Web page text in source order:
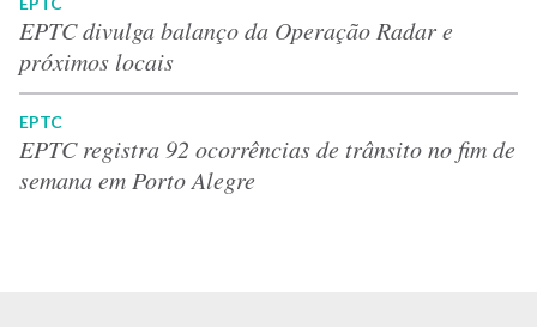
EPTC divulga balanço da Operação Radar e
próximos locais
EPTC
EPTC registra 92 ocorrências de trânsito no fim de
semana em Porto Alegre